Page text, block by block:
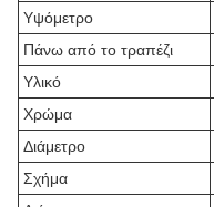
Υψόμετρο
Πάνω από το τραπέζι
Υλικό
Χρώμα
Διάμετρο
Σχήμα